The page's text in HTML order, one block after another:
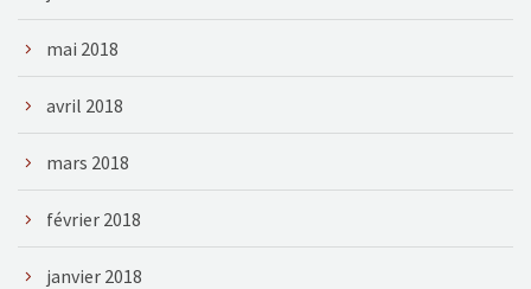
mai 2018
avril 2018
mars 2018
février 2018
janvier 2018